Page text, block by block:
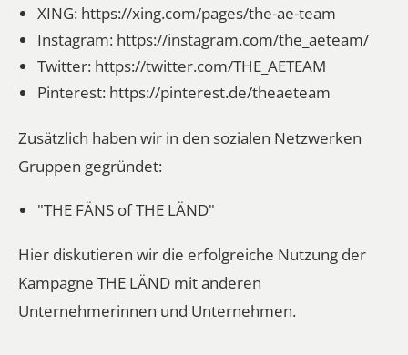
XING: https://xing.com/pages/the-ae-team
Instagram: https://instagram.com/the_aeteam/
Twitter: https://twitter.com/THE_AETEAM
Pinterest: https://pinterest.de/theaeteam
Zusätzlich haben wir in den sozialen Netzwerken
Gruppen gegründet:
"THE FÄNS of THE LÄND"
Hier diskutieren wir die erfolgreiche Nutzung der
Kampagne THE LÄND mit anderen
Unternehmerinnen und Unternehmen.